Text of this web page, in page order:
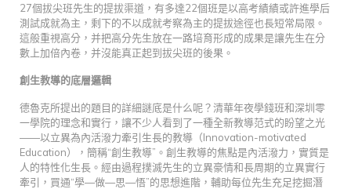
27個拔尖班先生的提拔渠道，有多達22個班是以高考績績或許進學后
測試成就為主，剩下的不以成就考察為主的提拔途徑也長短常局限。
這般重視高分，并把高分先生放在一路培育形成的成果是讓先生在分
數上加倍內卷，并沒能真正起到拔尖班的後果。
創生教導的底層邏輯
德魯克所提出的題目的詳細謎底是什么呢？清華年夜學錢班和深圳零
一學院的理念和實行，讓不少人看到了一種全新教導范式的盼望之光
——以立異為內活潑力牽引生長的教導（Innovation-motivated
Education），簡稱“創生教導”。創生教導的焦點是內活潑力，實質是
人的特性化生長。經由過程撲滅先生的立異豪情和長周期的立異實行
牽引，買通“學—做—思—悟”的思想進階，輔助每位先生充足挖掘潛